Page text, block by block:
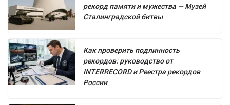
рекорд памяти и мужества — Музей
Сталинградской битвы
Как проверить подлинность
рекордов: руководство от
INTERRECORD и Реестра рекордов
России